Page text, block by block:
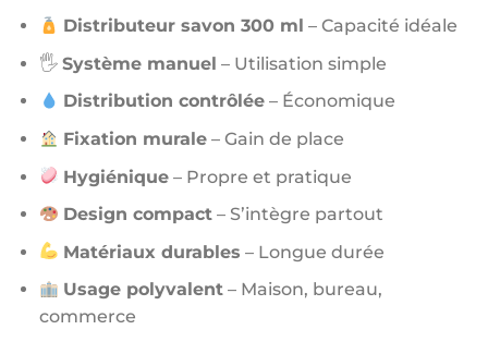
Distributeur savon 300 ml – Capacité idéale
🖐️ Système manuel – Utilisation simple
Distribution contrôlée – Économique
Fixation murale – Gain de place
Hygiénique – Propre et pratique
Design compact – S’intègre partout
Matériaux durables – Longue durée
Usage polyvalent – Maison, bureau,
commerce